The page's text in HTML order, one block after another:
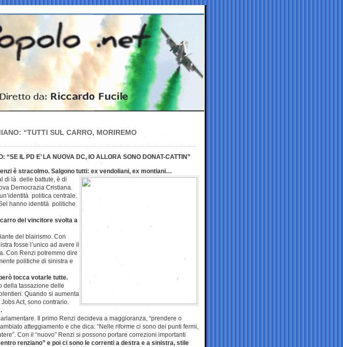
“TUTTI SUL CARRO, MORIREMO
“SE IL PD E’ LA NUOVA DC, IO ALLORA SONO DONAT-CATTIN”
è stracolmo. Salgono tutti: ex vendoliani, ex montiani…
di là delle battute, è di
Democrazia Cristiana.
politica centrale.
hanno identità politiche
del vincitore svolta a
del blairismo. Con
fosse l’unico ad avere il
Con Renzi potremmo dire
politiche di sinistra e
tocca votarle tutte.
della tassazione delle
Quando si aumenta
Act, sono contrario.
Il primo Renzi decideva a maggioranza, “prendere o
atteggiamento e che dica: “Nelle riforme ci sono dei punti fermi,
Con il “nuovo” Renzi si possono portare correzioni importanti
renziano” e poi ci sono le correnti a destra e a sinistra, stile